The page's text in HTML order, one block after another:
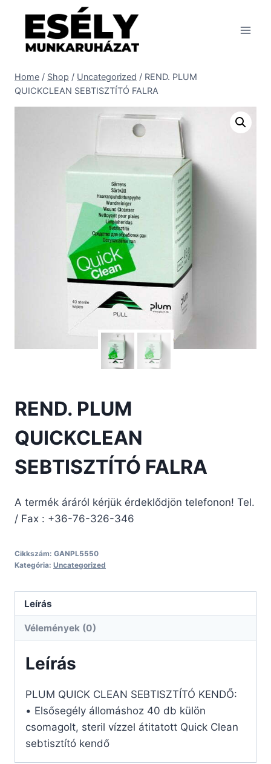
content
Home / Shop / Uncategorized / REND. PLUM
QUICKCLEAN SEBTISZTÍTÓ FALRA
REND. PLUM
QUICKCLEAN
SEBTISZTÍTÓ FALRA
A termék áráról kérjük érdeklődjön telefonon! Tel.
/ Fax : +36-76-326-346
Cikkszám: GANPL5550
Kategória: Uncategorized
Leírás
Vélemények (0)
Leírás
PLUM QUICK CLEAN SEBTISZTÍTÓ KENDŐ:
• Elsősegély állomáshoz 40 db külön
csomagolt, steril vízzel átitatott Quick Clean
sebtisztító kendő